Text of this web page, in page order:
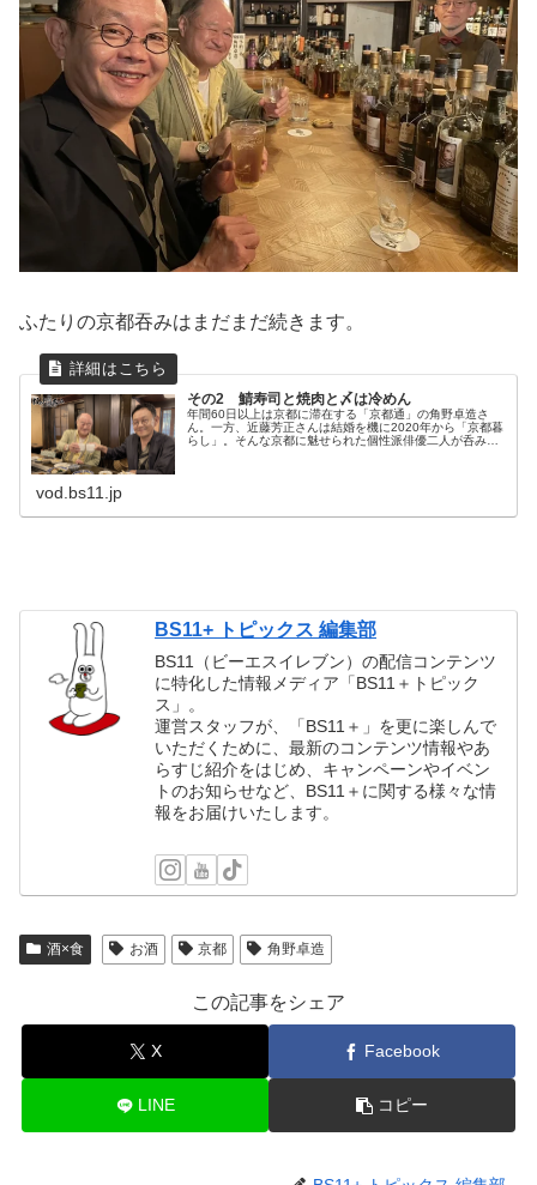
ふたりの京都吞みはまだまだ続きます。
その2 鯖寿司と焼肉と〆は冷めん
年間60日以上は京都に滞在する「京都通」の角野卓造さ
ん。一方、近藤芳正さんは結婚を機に2020年から「京都暮
らし」。そんな京都に魅せられた個性派俳優二人が呑み歩
vod.bs11.jp
BS11+ トピックス 編集部
BS11（ビーエスイレブン）の配信コンテンツ
に特化した情報メディア「BS11＋トピック
ス」。
運営スタッフが、「BS11＋」を更に楽しんで
いただくために、最新のコンテンツ情報やあ
らすじ紹介をはじめ、キャンペーンやイベン
トのお知らせなど、BS11＋に関する様々な情
報をお届けいたします。
酒×食 お酒 京都 角野卓造
この記事をシェア
X Facebook
LINE コピー